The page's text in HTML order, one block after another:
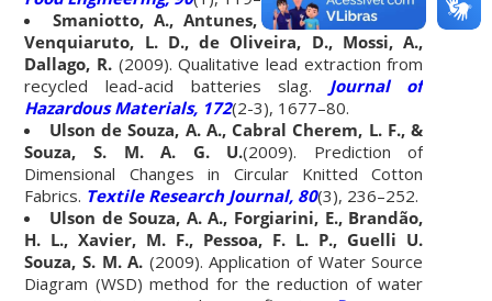
Smaniotto, A., Antunes, A., Filho, I. do N.,
Venquiaruto, L. D., de Oliveira, D., Mossi, A.,
Dallago, R. (2009). Qualitative lead extraction from
recycled lead-acid batteries slag.
Journal of
Hazardous Materials, 172(2-3), 1677–80.
Ulson de Souza, A. A., Cabral Cherem, L. F., &
Souza, S. M. A. G. U.(2009). Prediction of
Dimensional Changes in Circular Knitted Cotton
Fabrics. Textile Research Journal, 80(3), 236–252.
Ulson de Souza, A. A., Forgiarini, E., Brandão,
H. L., Xavier, M. F., Pessoa, F. L. P., Guelli U.
Souza, S. M. A. (2009). Application of Water Source
Diagram (WSD) method for the reduction of water